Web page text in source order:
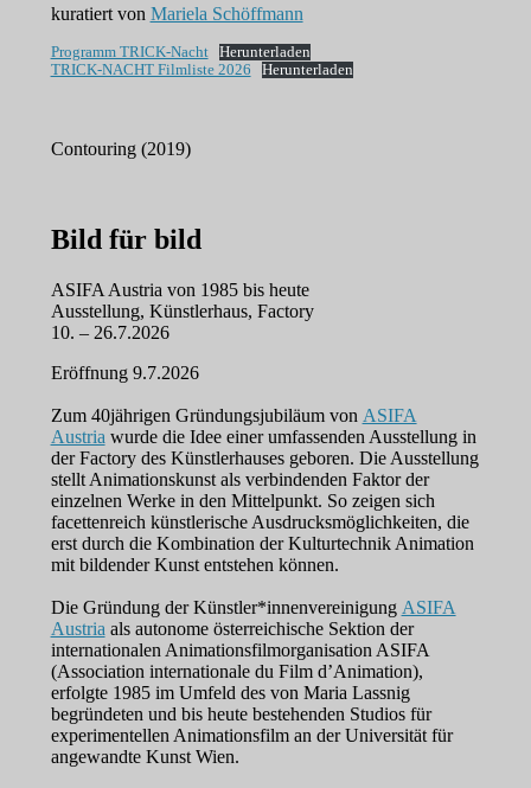
kuratiert von Mariela Schöffmann
Programm TRICK-Nacht
Herunterladen
TRICK-NACHT Filmliste 2026
Herunterladen
Contouring (2019)
Bild für bild
ASIFA Austria von 1985 bis heute
Ausstellung, Künstlerhaus, Factory
10. – 26.7.2026
Eröffnung 9.7.2026
Zum 40jährigen Gründungsjubiläum von ASIFA
Austria wurde die Idee einer umfassenden Ausstellung in
der Factory des Künstlerhauses geboren. Die Ausstellung
stellt Animationskunst als verbindenden Faktor der
einzelnen Werke in den Mittelpunkt. So zeigen sich
facettenreich künstlerische Ausdrucksmöglichkeiten, die
erst durch die Kombination der Kulturtechnik Animation
mit bildender Kunst entstehen können.
Die Gründung der Künstler*innenvereinigung ASIFA
Austria als autonome österreichische Sektion der
internationalen Animationsfilmorganisation ASIFA
(Association internationale du Film d’Animation),
erfolgte 1985 im Umfeld des von Maria Lassnig
begründeten und bis heute bestehenden Studios für
experimentellen Animationsfilm an der Universität für
angewandte Kunst Wien.